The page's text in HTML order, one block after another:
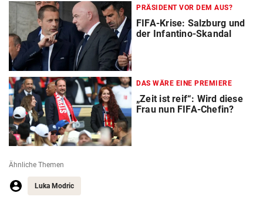
PRÄSIDENT VOR DEM AUS?
FIFA-Krise: Salzburg und
der Infantino-Skandal
DAS WÄRE EINE PREMIERE
„Zeit ist reif“: Wird diese
Frau nun FIFA-Chefin?
Ähnliche Themen
Luka Modric